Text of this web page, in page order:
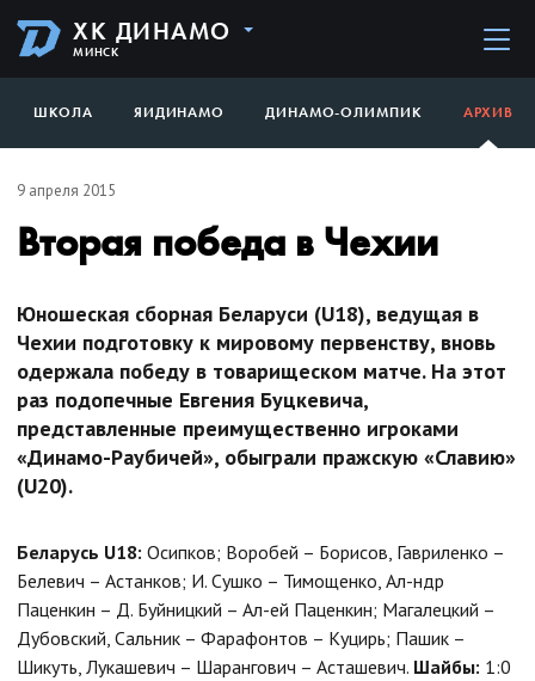
ХК ДИНАМО
МИНСК
ШКОЛА ЯИДИНАМО ДИНАМО-ОЛИМПИК АРХИВ
9 апреля 2015
Вторая победа в Чехии
Юношеская сборная Беларуси (U18), ведущая в
Чехии подготовку к мировому первенству, вновь
одержала победу в товарищеском матче. На этот
раз подопечные Евгения Буцкевича,
представленные преимущественно игроками
«Динамо-Раубичей», обыграли пражскую «Славию»
(U20).
Беларусь U18: Осипков; Воробей – Борисов, Гавриленко –
Белевич – Астанков; И. Сушко – Тимощенко, Ал-ндр
Паценкин – Д. Буйницкий – Ал-ей Паценкин; Магалецкий –
Дубовский, Сальник – Фарафонтов – Куцирь; Пашик –
Шикуть, Лукашевич – Шарангович – Асташевич. Шайбы: 1:0